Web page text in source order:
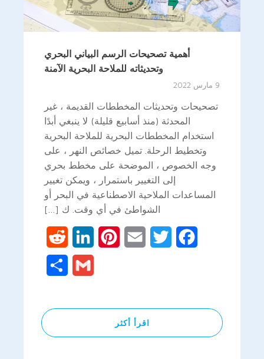
أهمية تصحيحات الرسم البياني البحري
وتحديثاته للملاحة البحرية الآمنة
9 مارس 2022
تصحيحات وتحديثات المخططات القديمة ، غير
المحدثة (منذ أسابيع قليلة) لا ينبغي أبدًا
استخدام المخططات البحرية للملاحة البحرية
وتخطيط الرحلة. تميل خصائص النهر ، على
وجه الخصوص ، الموضحة على مخطط بحري
إلى التغيير باستمرار ، ويمكن تغيير
المساعدات الملاحية الاصطناعية في البحر أو
الشواطئ في أي وقت. ك […]
Facebook
Twitter
Email
Pinterest
LinkedIn
Gmail
اقرأ أكثر